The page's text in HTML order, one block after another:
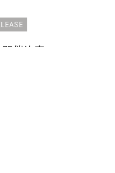
開催決定 -